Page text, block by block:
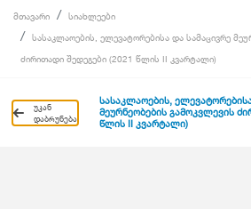
მთავარი
სიახლეები
სასაკლაოების, ელევატორებისა და სამაცივრე
ძირითადი შედეგები (2021 წლის II კვარტალი)
უკან
დაბრუნება
სასაკლაოების,
მეურნეობების გამოკვლევის
წლის II კვარტალი)